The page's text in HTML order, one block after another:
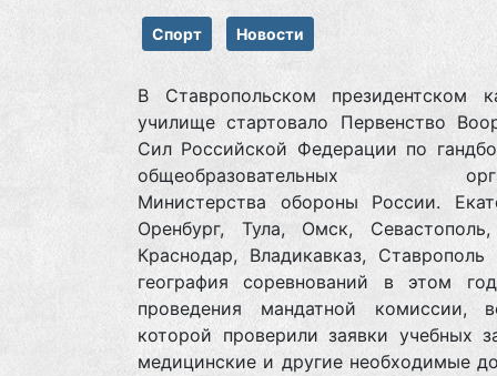
Спорт Новости
В Ставропольском президентском
училище стартовало Первенство
Сил Российской Федерации по
общеобразовательных
Министерства обороны России.
Оренбург, Тула, Омск,
Краснодар, Владикавказ, Ставрополь
география соревнований в этом
проведения мандатной комиссии,
которой проверили заявки учебных
медицинские и другие необходимые